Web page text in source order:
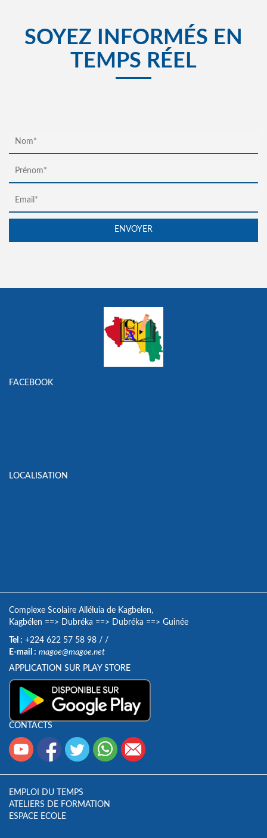
SOYEZ INFORMÉS EN
TEMPS RÉEL
FACEBOOK
LOCALISATION
Complexe Scolaire Alléluia de Kagbelen,
Kagbélen ==> Dubréka ==> Dubréka ==> Guinée
Tel : +224 622 57 58 98 / /
E-mail : magoe@magoe.net
APPLICATION SUR PLAY STORE
CONTACTS
EMPLOI DU TEMPS
ATELIERS DE FORMATION
ESPACE ECOLE